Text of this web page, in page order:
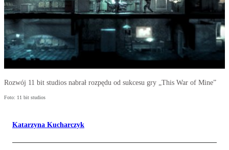
Rozwój 11 bit studios nabrał rozpędu od sukcesu gry „This War of Mine”
Foto: 11 bit studios
Katarzyna Kucharczyk